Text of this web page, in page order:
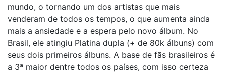
mundo, o tornando um dos artistas que mais
venderam de todos os tempos, o que aumenta ainda
mais a ansiedade e a espera pelo novo álbum. No
Brasil, ele atingiu Platina dupla (+ de 80k álbuns) com
seus dois primeiros álbuns. A base de fãs brasileiros é
a 3ª maior dentre todos os países, com isso certeza